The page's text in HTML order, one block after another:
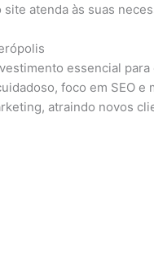
atenda às suas
essencial
foco em SEO
atraindo novos